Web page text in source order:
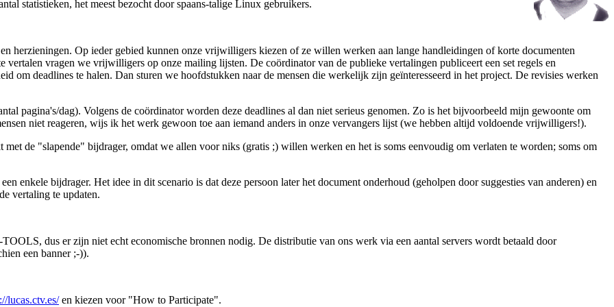
statistieken, het meest bezocht door spaans-talige Linux gebruikers.
herzieningen. Op ieder gebied kunnen onze vrijwilligers kiezen of ze willen werken aan lange handleidingen of korte documenten
vragen we vrijwilligers op onze mailing lijsten. De coördinator van de publieke vertalingen publiceert een set regels en
om deadlines te halen. Dan sturen we hoofdstukken naar de mensen die werkelijk zijn geïnteresseerd in het project. De revisies werken
pagina's/dag). Volgens de coördinator worden deze deadlines al dan niet serieus genomen. Zo is het bijvoorbeeld mijn gewoonte om
niet reageren, wijs ik het werk gewoon toe aan iemand anders in onze vervangers lijst (we hebben altijd voldoende vrijwilligers!).
de "slapende" bijdrager, omdat we allen voor niks (gratis ;) willen werken en het is soms eenvoudig om verlaten te worden; soms om
enkele bijdrager. Het idee in dit scenario is dat deze persoon later het document onderhoud (geholpen door suggesties van anderen) en
vertaling te updaten.
dus er zijn niet echt economische bronnen nodig. De distributie van ons werk via een aantal servers wordt betaald door
een banner ;-)).
lucas.ctv.es/en kiezen voor "How to Participate".